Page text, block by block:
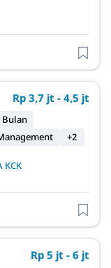
Rp 3,7 jt - 4,5 jt
Bulan
+2
KCK
Rp 5 jt - 6 jt